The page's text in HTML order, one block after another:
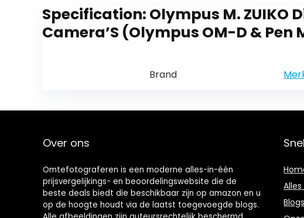
Specification: Olympus M. ZUIKO
Camera’S (Olympus OM-D & Pen
Brand
Over ons
Omtefotograferen is een moderne alles-in-één
prijsvergelijkings- en beoordelingswebsite die de
beste deals biedt die beschikbaar zijn op amazon en u
op de hoogte houdt via de laatst toegevoegde blogs.
Blogs